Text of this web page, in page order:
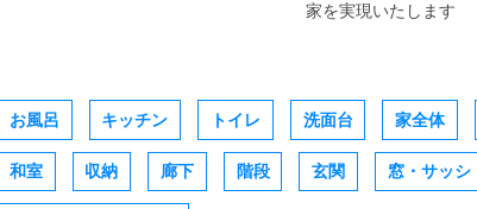
家を実現いたします
お風呂 キッチン トイレ 洗面台 家全体
和室 収納 廊下 階段 玄関 窓・サッシ